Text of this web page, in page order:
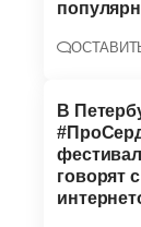
В
говорят